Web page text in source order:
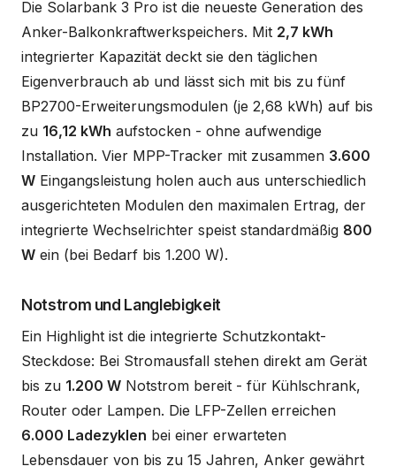
Die Solarbank 3 Pro ist die neueste Generation des
Anker-Balkonkraftwerkspeichers. Mit 2,7 kWh
integrierter Kapazität deckt sie den täglichen
Eigenverbrauch ab und lässt sich mit bis zu fünf
BP2700-Erweiterungsmodulen (je 2,68 kWh) auf bis
zu 16,12 kWh aufstocken - ohne aufwendige
Installation. Vier MPP-Tracker mit zusammen 3.600
W Eingangsleistung holen auch aus unterschiedlich
ausgerichteten Modulen den maximalen Ertrag, der
integrierte Wechselrichter speist standardmäßig 800
W ein (bei Bedarf bis 1.200 W).
Notstrom und Langlebigkeit
Ein Highlight ist die integrierte Schutzkontakt-
Steckdose: Bei Stromausfall stehen direkt am Gerät
bis zu 1.200 W Notstrom bereit - für Kühlschrank,
Router oder Lampen. Die LFP-Zellen erreichen
6.000 Ladezyklen bei einer erwarteten
Lebensdauer von bis zu 15 Jahren, Anker gewährt